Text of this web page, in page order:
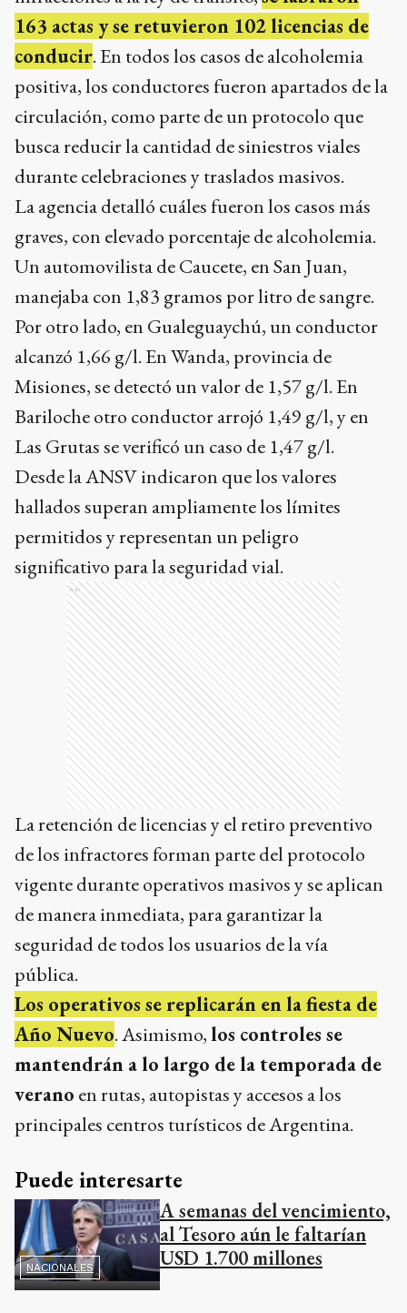
163 actas y se retuvieron 102 licencias de
conducir. En todos los casos de alcoholemia
positiva, los conductores fueron apartados de la
circulación, como parte de un protocolo que
busca reducir la cantidad de siniestros viales
durante celebraciones y traslados masivos.
La agencia detalló cuáles fueron los casos más
graves, con elevado porcentaje de alcoholemia.
Un automovilista de Caucete, en San Juan,
manejaba con 1,83 gramos por litro de sangre.
Por otro lado, en Gualeguaychú, un conductor
alcanzó 1,66 g/l. En Wanda, provincia de
Misiones, se detectó un valor de 1,57 g/l. En
Bariloche otro conductor arrojó 1,49 g/l, y en
Las Grutas se verificó un caso de 1,47 g/l.
Desde la ANSV indicaron que los valores
hallados superan ampliamente los límites
permitidos y representan un peligro
significativo para la seguridad vial.
Ads
La retención de licencias y el retiro preventivo
de los infractores forman parte del protocolo
vigente durante operativos masivos y se aplican
de manera inmediata, para garantizar la
seguridad de todos los usuarios de la vía
pública.
Los operativos se replicarán en la fiesta de
Año Nuevo. Asimismo,los controles se
mantendrán a lo largo de la temporada de
verano en rutas, autopistas y accesos a los
principales centros turísticos de Argentina.
Puede interesarte
NACIONALES
A semanas del vencimiento,
al Tesoro aún le faltarían
USD 1.700 millones